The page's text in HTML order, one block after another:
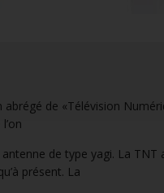
de «Télévision
de type yagi. La
présent. La